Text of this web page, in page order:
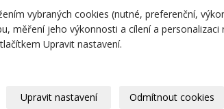
Naše knihy O nás
vybraných cookies (nutné, preferenční,
měření jeho výkonnosti a cílení a personalizaci
Upravit nastavení.
Upravit nastavení Odmítnout cookies